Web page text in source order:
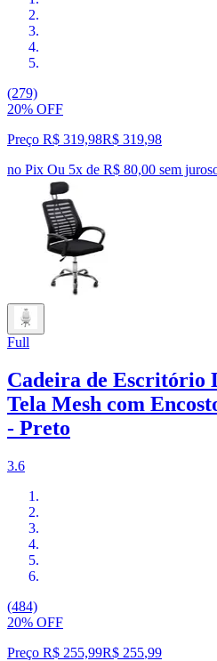
(279)
20% OFF
Preço R$ 319,98R$ 319,98
no Pix Ou 5x de R$ 80,00 sem juros
Full
Cadeira de Escritório
Tela Mesh com
- Preto
3.6
(484)
20% OFF
Preço R$ 255,99R$ 255,99